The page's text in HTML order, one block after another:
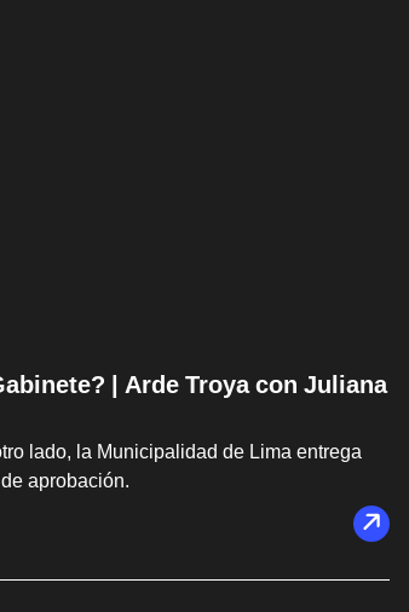
| Arde Troya con Juliana
lado, la Municipalidad de Lima entrega
aprobación.